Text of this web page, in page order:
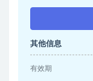
其他信息
有效期